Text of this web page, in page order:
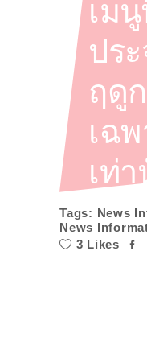
เม
ปร
ฤดู
เฉ
เท่
Tags: News
News
3 Likes